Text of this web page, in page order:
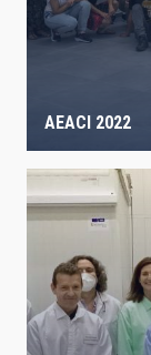
AEACI 2022